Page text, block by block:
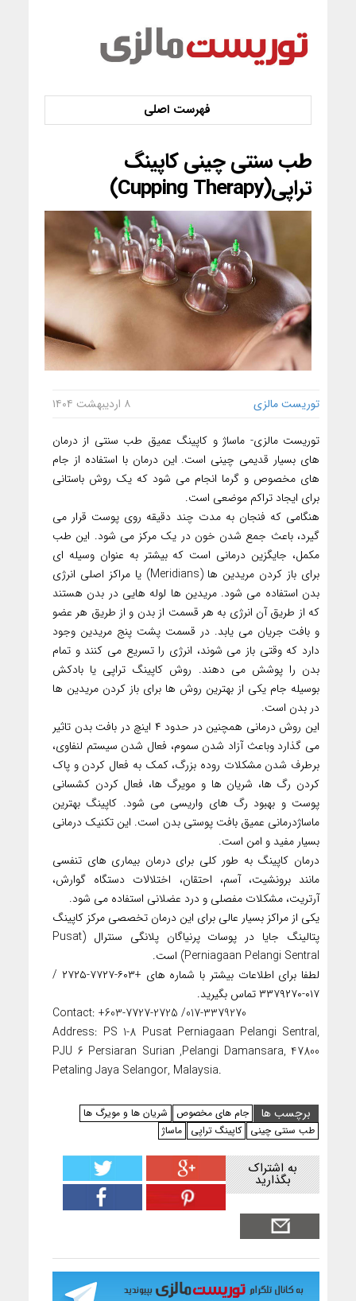
طب سنتی چینی کاپینگ
تراپی(Cupping Therapy)
توریست مالزی ۸ اردیبهشت ۱۴۰۴
توریست مالزی- ماساژ و کاپینگ عمیق طب سنتی از درمان
های بسیار قدیمی چینی است. این درمان با استفاده از جام
های مخصوص و گرما انجام می شود که یک روش باستانی
برای ایجاد تراکم موضعی است.
هنگامی که فنجان به مدت چند دقیقه روی پوست قرار می
گیرد، باعث جمع شدن خون در یک مرکز می شود. این طب
مکمل، جایگزین درمانی است که بیشتر به عنوان وسیله ای
برای باز کردن مریدین ها (Meridians) یا مراکز اصلی انرژی
بدن استفاده می شود. مریدین ها لوله هایی در بدن هستند
که از طریق آن انرژی به هر قسمت از بدن و از طریق هر عضو
و بافت جریان می یابد. در قسمت پشت پنج مریدین وجود
دارد که وقتی باز می شوند، انرژی را تسریع می کنند و تمام
بدن را پوشش می دهند. روش کاپینگ تراپی یا بادکش
بوسیله جام یکی از بهترین روش ها برای باز کردن مریدین ها
در بدن است.
این روش درمانی همچنین در حدود ۴ اینچ در بافت بدن تاثیر
می گذارد وباعث آزاد شدن سموم، فعال شدن سیستم لنفاوی،
برطرف شدن مشکلات روده بزرگ، کمک به فعال کردن و پاک
کردن رگ ها، شریان ها و مویرگ ها، فعال کردن کشسانی
پوست و بهبود رگ های واریسی می شود. کاپینگ بهترین
ماساژدرمانی عمیق بافت پوستی بدن است. این تکنیک درمانی
بسیار مفید و امن است.
درمان کاپینگ به طور کلی برای درمان بیماری های تنفسی
مانند برونشیت، آسم، احتقان، اختلالات دستگاه گوارش،
آرتریت، مشکلات مفصلی و درد عضلانی استفاده می شود.
یکی از مراکز بسیار عالی برای این درمان تخصصی مرکز کاپینگ
پتالینگ جایا در پوسات پرنیاگان پلانگی سنترال (Pusat
Perniagaan Pelangi Sentral) است.
لطفا برای اطلاعات بیشتر با شماره های +۶۰۳-۷۷۲۷-۲۷۲۵ /
۰۱۷-۳۳۷۹۲۷۰ تماس بگیرید.
Contact: +603-7727-2725 /017-3379270
Address: PS 1-8 Pusat Perniagaan Pelangi Sentral,
PJU 6 Persiaran Surian ,Pelangi Damansara, 47800
Petaling Jaya Selangor, Malaysia.
برچسب ها جام های مخصوص
شریان ها و مویرگ ها
طب سنتی چینی
کاپینگ تراپی ماساژ
به اشتراک
بگذارید